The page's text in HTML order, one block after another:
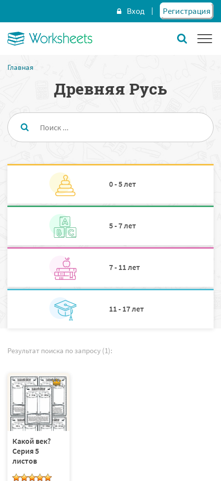
Вход Регистрация
Главная
Древняя Русь
0 - 5 лет
5 - 7 лет
7 - 11 лет
11 - 17 лет
Результат поиска по запросу (1):
Какой век?
Серия 5
листов